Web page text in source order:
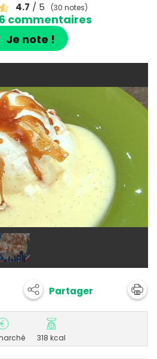
4.7 / 5 (30 notes)
commentaires
Je note !
Partager
318 kcal